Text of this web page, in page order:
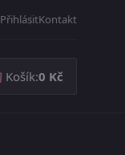
PřihlásitKontakt
Košík:0 Kč